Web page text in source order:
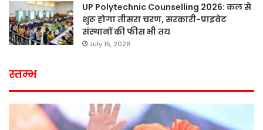
UP Polytechnic Counselling 2026: कल से
शुरू होगा तीसरा चरण, सरकारी-प्राइवेट
संस्थानों की फीस भी तय
July 15, 2026
स्तम्भ